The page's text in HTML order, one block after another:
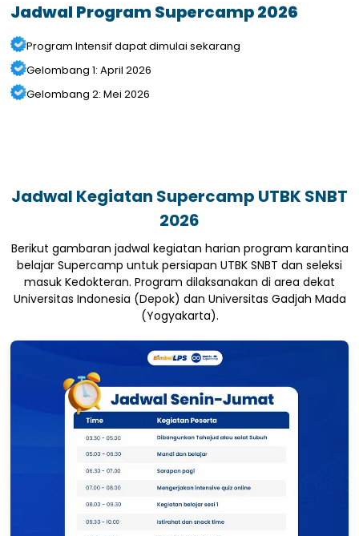
Jadwal Program Supercamp 2026
Program Intensif dapat dimulai sekarang
Gelombang 1: April 2026
Gelombang 2: Mei 2026
Jadwal Kegiatan Supercamp UTBK SNBT
2026
Berikut gambaran jadwal kegiatan harian program karantina
belajar Supercamp untuk persiapan UTBK SNBT dan seleksi
masuk Kedokteran. Program dilaksanakan di area dekat
Universitas Indonesia (Depok) dan Universitas Gadjah Mada
(Yogyakarta).